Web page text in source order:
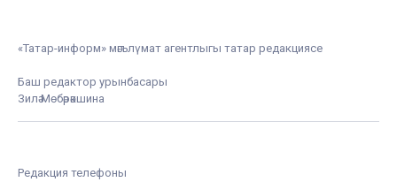
«Татар-информ» мәгълүмат агентлыгы татар редакциясе
Баш редактор урынбасары
Зилә Мөбәрәкшина
Редакция телефоны